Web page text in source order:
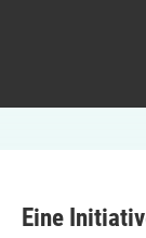
Eine